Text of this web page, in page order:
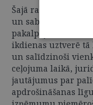
Šajā rakstā tiek
un sabiedrībā labi
pakalpojumiem –
ikdienas uztverē tā
un salīdzinoši
ceļojuma laikā,
jautājumus par
apdrošināšanas